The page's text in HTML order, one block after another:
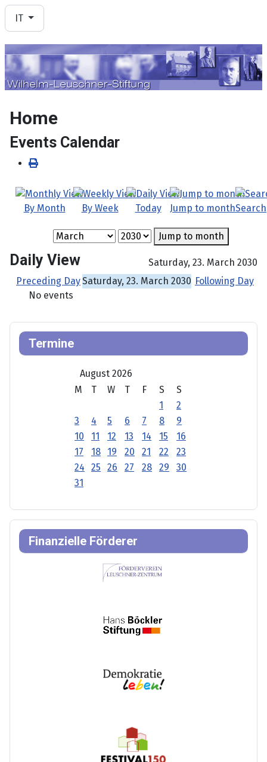
Seleziona la tua lingua
IT
Home
Events Calendar
By Month By Week Today Jump to monthSearch
Jump to month
Daily View
Saturday, 23. March 2030
Preceding DaySaturday, 23. March 2030 Following Day
No events
Termine
August 2026
M
T W T F S
S
1
2
3
4 5 6 7 8
9
10
11 12 13 14 15
16
17
18 19 20 21 22
23
24
25 26 27 28 29
30
31
Finanzielle Förderer